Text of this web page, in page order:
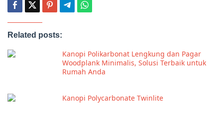
Related posts:
Kanopi Polikarbonat Lengkung dan Pagar
Woodplank Minimalis, Solusi Terbaik untuk
Rumah Anda
Kanopi Polycarbonate Twinlite